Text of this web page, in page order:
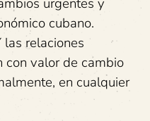
cubano.
las relaciones
con valor de cambio
en cualquier